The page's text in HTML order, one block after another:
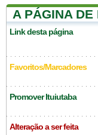
A PÁGINA DE
Link desta página
Favoritos/Marcadores
Promover Ituiutaba
Alteração a ser feita